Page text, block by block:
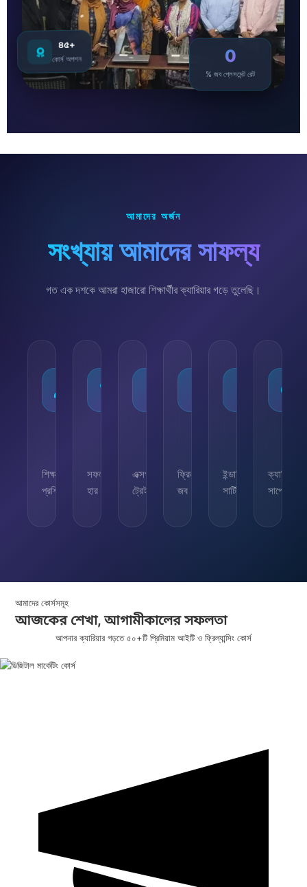
৪৫+
কোর্স অপশন 0
% জব প্লেসমেন্ট রেট
আমাদের অর্জন
সংখ্যায় আমাদের সাফল্য
গত এক দশকে আমরা হাজারো শিক্ষার্থীর ক্যারিয়ার গড়ে তুলেছি।
শিক্ষার্থী
প্রশিক্ষিত
সফলতার
হার
এক্সপার্ট
ট্রেইনার
ফ্রিল্যান্সিং
জব
ইন্ডাস্ট্রি
সার্টিফিকেট
ক্যারিয়ার
সাপোর্ট
আমাদের কোর্সসমূহ
আজকের শেখা,আগামীকালের সফলতা
আপনার ক্যারিয়ার গড়তে ৫০+টি প্রিমিয়াম আইটি ও ফ্রিল্যান্সিং কোর্স